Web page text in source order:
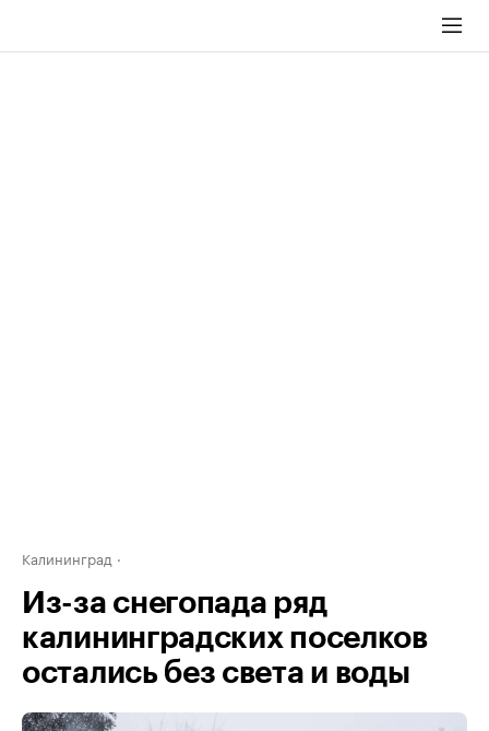
Калининград
Из-за снегопада ряд
калининградских поселков
остались без света и воды